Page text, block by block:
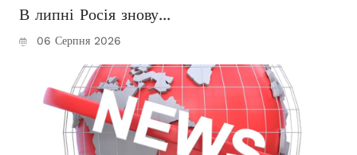
В липні Росія знову...
06 Серпня 2026